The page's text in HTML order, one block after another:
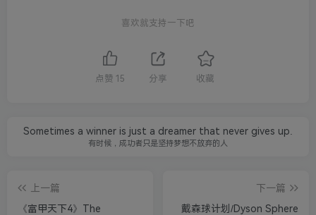
喜欢就支持一下吧
点赞 15 分享 收藏
Sometimes a winner is just a dreamer that never gives up.
有时候，成功者只是坚持梦想不放弃的人
上一篇
《富甲天下4》The
下一篇
戴森球计划/Dyson Sphere